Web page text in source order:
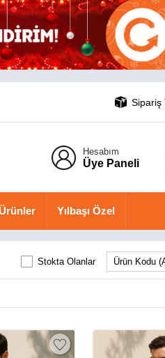
Sipariş
Hesabım
Üye Paneli
Yılbaşı Özel
Stokta Olanlar